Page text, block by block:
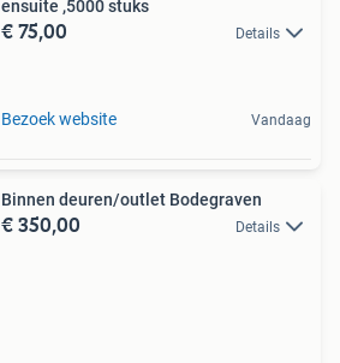
ensuite ,5000 stuks
€ 75,00 Details
Bezoek website Vandaag
Binnen deuren/outlet Bodegraven
€ 350,00 Details